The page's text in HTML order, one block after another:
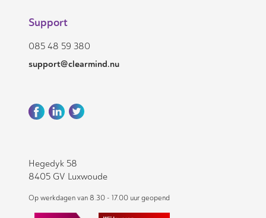
Support
085 48 59 380
support@clearmind.nu
Hegedyk 58
8405 GV Luxwoude
Op werkdagen van 8.30 - 17.00 uur geopend